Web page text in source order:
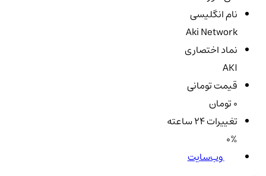
نام انگلیسی
Aki Network
نماد اختصاری
AKI
قیمت تومانی
تغییرات ۲۴ ساعته
0%
وب‌سایت